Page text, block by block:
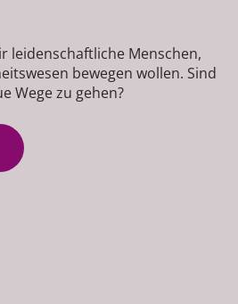
leidenschaftliche Menschen,
bewegen wollen. Sind
Wege zu gehen?